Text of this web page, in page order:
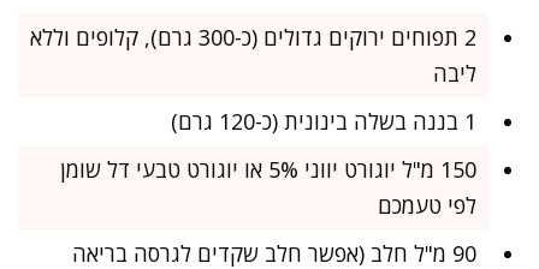
2 תפוחים ירוקים גדולים (כ-300 גרם), קלופים וללא
ליבה
1 בננה בשלה בינונית (כ-120 גרם)
150 מ"ל יוגורט יווני 5% או יוגורט טבעי דל שומן
לפי טעמכם
90 מ"ל חלב (אפשר חלב שקדים לגרסה בריאה